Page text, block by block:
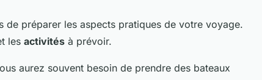
préparer les aspects pratiques de votre voyage.
les activités à prévoir.
aurez souvent besoin de prendre des bateaux